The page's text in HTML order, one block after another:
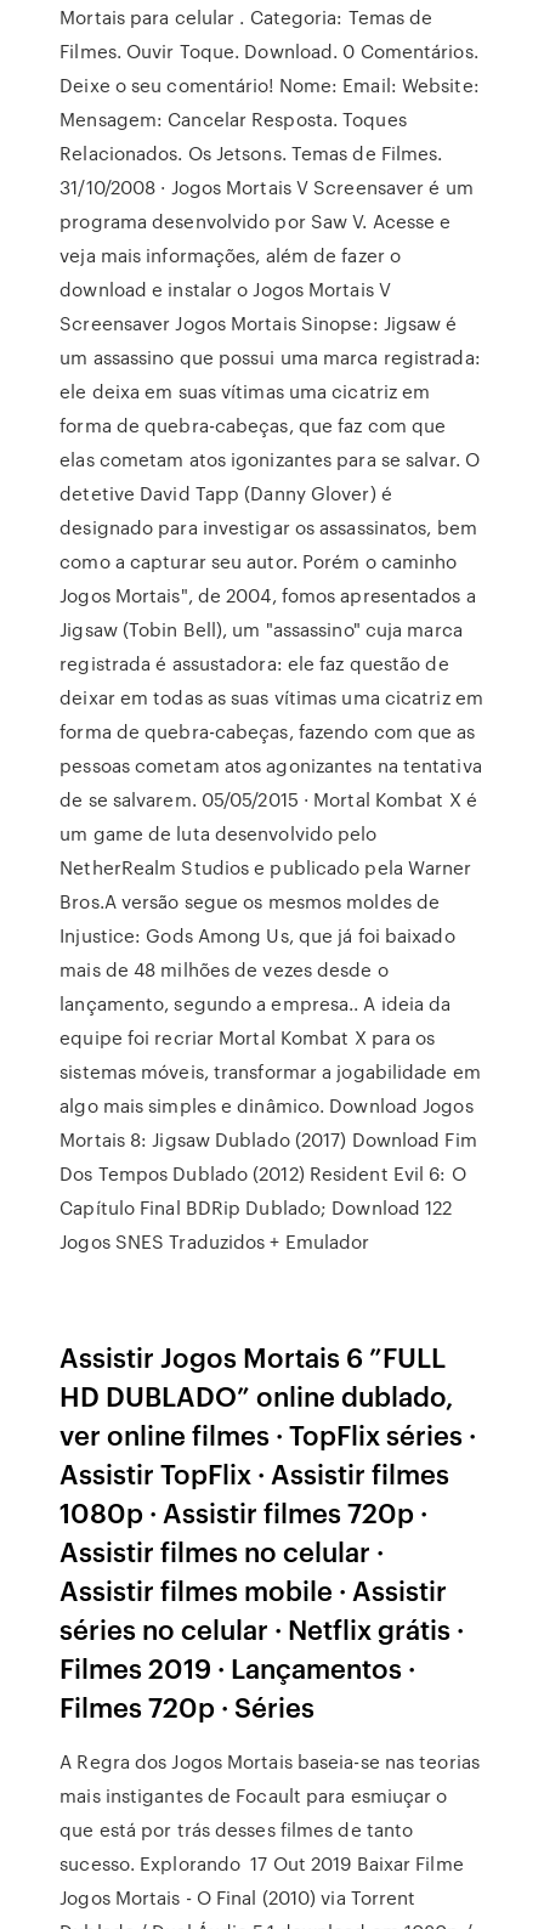
Mortais para celular . Categoria: Temas de
Filmes. Ouvir Toque. Download. 0 Comentários.
Deixe o seu comentário! Nome: Email: Website:
Mensagem: Cancelar Resposta. Toques
Relacionados. Os Jetsons. Temas de Filmes.
31/10/2008 · Jogos Mortais V Screensaver é um
programa desenvolvido por Saw V. Acesse e
veja mais informações, além de fazer o
download e instalar o Jogos Mortais V
Screensaver Jogos Mortais Sinopse: Jigsaw é
um assassino que possui uma marca registrada:
ele deixa em suas vítimas uma cicatriz em
forma de quebra-cabeças, que faz com que
elas cometam atos igonizantes para se salvar. O
detetive David Tapp (Danny Glover) é
designado para investigar os assassinatos, bem
como a capturar seu autor. Porém o caminho
Jogos Mortais", de 2004, fomos apresentados a
Jigsaw (Tobin Bell), um "assassino" cuja marca
registrada é assustadora: ele faz questão de
deixar em todas as suas vítimas uma cicatriz em
forma de quebra-cabeças, fazendo com que as
pessoas cometam atos agonizantes na tentativa
de se salvarem. 05/05/2015 · Mortal Kombat X é
um game de luta desenvolvido pelo
NetherRealm Studios e publicado pela Warner
Bros.A versão segue os mesmos moldes de
Injustice: Gods Among Us, que já foi baixado
mais de 48 milhões de vezes desde o
lançamento, segundo a empresa.. A ideia da
equipe foi recriar Mortal Kombat X para os
sistemas móveis, transformar a jogabilidade em
algo mais simples e dinâmico. Download Jogos
Mortais 8: Jigsaw Dublado (2017) Download Fim
Dos Tempos Dublado (2012) Resident Evil 6: O
Capítulo Final BDRip Dublado; Download 122
Jogos SNES Traduzidos + Emulador
Assistir Jogos Mortais 6 ”FULL
HD DUBLADO” online dublado,
ver online filmes · TopFlix séries ·
Assistir TopFlix · Assistir filmes
1080p · Assistir filmes 720p ·
Assistir filmes no celular ·
Assistir filmes mobile · Assistir
séries no celular · Netflix grátis ·
Filmes 2019 · Lançamentos ·
Filmes 720p · Séries
A Regra dos Jogos Mortais baseia-se nas teorias
mais instigantes de Focault para esmiuçar o
que está por trás desses filmes de tanto
sucesso. Explorando 17 Out 2019 Baixar Filme
Jogos Mortais - O Final (2010) via Torrent